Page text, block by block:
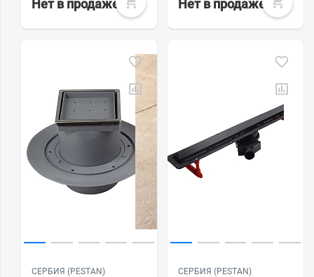
Нет в продаже Нет в продаже
СЕРБИЯ (PESTAN) СЕРБИЯ (PESTAN)